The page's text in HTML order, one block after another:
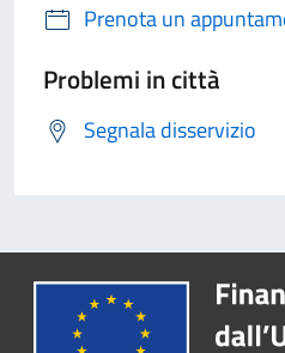
Prenota un
Problemi in città
Segnala disservizio